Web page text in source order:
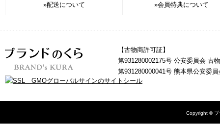
»配送について »会員特典について
【古物商許可証】
第931280002175号 公安委員会 古
第931280000041号 熊本県公安委
Copyright © ブ